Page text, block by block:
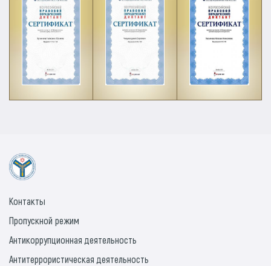
Контакты
Пропускной режим
Антикоррупционная деятельность
Антитеррористическая деятельность